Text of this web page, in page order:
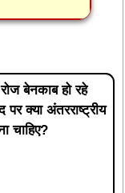
बेनकाब हो रहे
क्या अंतरराष्ट्रीय
चाहिए?